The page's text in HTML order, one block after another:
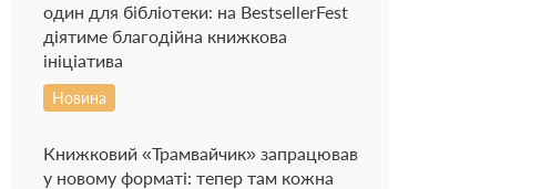
один для бібліотеки: на BestsellerFest
діятиме благодійна книжкова
ініціатива
Новина
Книжковий «Трамвайчик» запрацював
у новому форматі: тепер там кожна